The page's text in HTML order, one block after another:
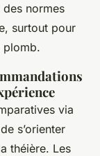
normes
surtout pour
plomb.
via
s’orienter
théière. Les